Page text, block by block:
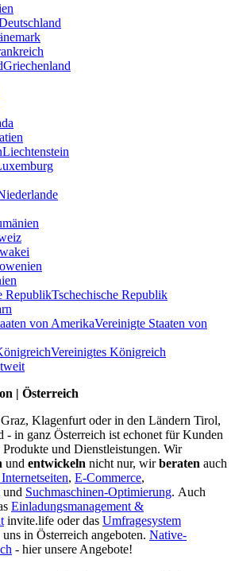
Griechenland
Liechtenstein
Tschechische Republik
Vereinigte Staaten von
Vereinigtes Königreich
| Österreich
Klagenfurt oder in den Ländern Tirol,
- in ganz Österreich ist echonet für Kunden
und Dienstleistungen. Wir
und entwickeln nicht nur, wirberaten auch
, E-Commerce,
und Suchmaschinen-Optimierung. Auch
Einladungsmanagement &
invite.life oder das Umfragesystem
in Österreich angeboten. Native-
- hier unsere Angebote!